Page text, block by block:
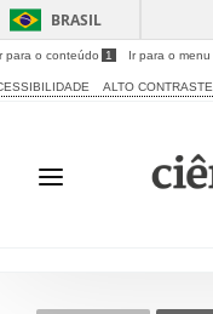
BRASIL
para o conteúdo 1 Ir para o menu
ALTO CONTRASTE